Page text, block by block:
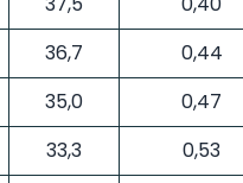
36,7
0,44
35,0
0,47
33,3
0,53